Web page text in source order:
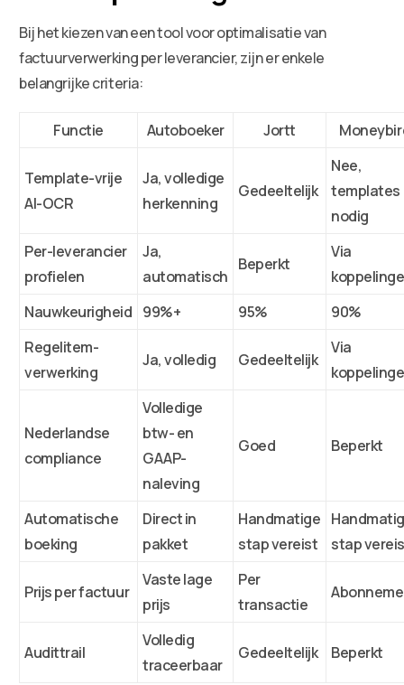
Bij het kiezen van een tool voor optimalisatie van
factuurverwerking per leverancier, zijn er enkele
belangrijke criteria:
Functie Autoboeker Jortt
Template-vrije
AI-OCR
Ja, volledige
herkenning
Gedeeltelijk
Nee,
templates
nodig
Per-leverancier
profielen
Ja,
automatisch
Beperkt
Via
Nauwkeurigheid 99%+ 95%
90%
Regelitem-
verwerking
Ja, volledig Gedeeltelijk
Via
Nederlandse
compliance
Volledige
btw- en
GAAP-
naleving
Goed Beperkt
Automatische
boeking
Direct in
pakket
Handmatige
stap vereist
stap
Prijs per factuur
Vaste lage
prijs
Per
transactie
Audittrail
Volledig
traceerbaar
Gedeeltelijk Beperkt